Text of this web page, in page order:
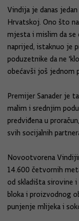
Vindija je danas
Hrvatskoj. Ono što
mjesta i mislim da se
naprijed, istaknuo je
poduzetnike da ne
obećavši još jednom
Premijer Sanader je
malim i srednjim
predviđena u
svih socijalnih
Novootvorena
14.600 četvornih
od skladišta sirovine
bloka i proizvodnog
punjenje mlijeka i